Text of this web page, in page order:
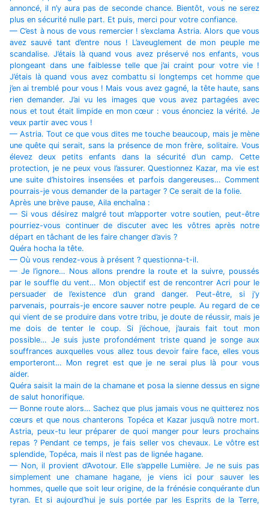
annoncé, il n’y aura pas de seconde chance. Bientôt, vous ne serez
plus en sécurité nulle part. Et puis, merci pour votre confiance.
— C’est à nous de vous remercier ! s’exclama Astria. Alors que vous
avez sauvé tant d’entre nous ! L’aveuglement de mon peuple me
scandalise. J’étais là quand vous avez préservé nos enfants, vous
plongeant dans une faiblesse telle que j’ai craint pour votre vie !
J’étais là quand vous avez combattu si longtemps cet homme que
j’en ai tremblé pour vous ! Mais vous avez gagné, la tête haute, sans
rien demander. J’ai vu les images que vous avez partagées avec
nous et tout était limpide en mon cœur : vous énonciez la vérité. Je
veux partir avec vous !
— Astria. Tout ce que vous dites me touche beaucoup, mais je mène
une quête qui serait, sans la présence de mon frère, solitaire. Vous
élevez deux petits enfants dans la sécurité d’un camp. Cette
protection, je ne peux vous l’assurer. Questionnez Kazar, ma vie est
une suite d’histoires insensées et parfois dangereuses… Comment
pourrais-je vous demander de la partager ? Ce serait de la folie.
Après une brève pause, Aila enchaîna :
— Si vous désirez malgré tout m’apporter votre soutien, peut-être
pourriez-vous continuer de discuter avec les vôtres après notre
départ en tâchant de les faire changer d’avis ?
Quéra hocha la tête.
— Où vous rendez-vous à présent ? questionna-t-il.
— Je l’ignore… Nous allons prendre la route et la suivre, poussés
par le souffle du vent… Mon objectif est de rencontrer Acri pour le
persuader de l’existence d’un grand danger. Peut-être, si j’y
parvenais, pourrais-je encore sauver notre peuple. Au regard de ce
qui vient de se produire dans votre tribu, je doute de réussir, mais je
me dois de tenter le coup. Si j’échoue, j’aurais fait tout mon
possible… Je suis juste profondément triste quand je songe aux
souffrances auxquelles vous allez tous devoir faire face, elles vous
emporteront… Mon regret est que je ne serai plus là pour vous
aider.
Quéra saisit la main de la chamane et posa la sienne dessus en signe
de salut honorifique.
— Bonne route alors… Sachez que plus jamais vous ne quitterez nos
cœurs et que nous chanterons Topéca et Kazar jusqu’à notre mort.
Astria, peux-tu leur préparer de quoi manger pour leurs prochains
repas ? Pendant ce temps, je fais seller vos chevaux. Le vôtre est
splendide, Topéca, mais il n’est pas de lignée hagane.
— Non, il provient d’Avotour. Elle s’appelle Lumière. Je ne suis pas
simplement une chamane hagane, je viens ici pour sauver les
hommes, quelle que soit leur origine, de la frénésie conquérante d’un
tyran. Et si aujourd’hui je suis portée par les Esprits de la Terre,